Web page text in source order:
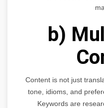
b)
Content is not just
tone, idioms, and
Keywords are